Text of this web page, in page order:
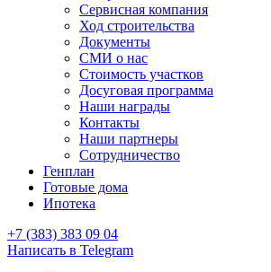
Сервисная компания
Ход строительства
Документы
СМИ о нас
Стоимость участков
Досуговая программа
Наши награды
Контакты
Наши партнеры
Сотрудничество
Генплан
Готовые дома
Ипотека
+7 (383) 383 09 04
Написать в Telegram